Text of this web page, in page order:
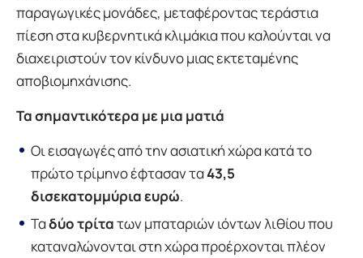
παραγωγικές μονάδες, μεταφέροντας τεράστια
πίεση στα κυβερνητικά κλιμάκια που καλούνται να
διαχειριστούν τον κίνδυνο μιας εκτεταμένης
αποβιομηχάνισης.
Τα σημαντικότερα με μια ματιά
Οι εισαγωγές από την ασιατική χώρα κατά το
πρώτο τρίμηνο έφτασαν τα43,5
δισεκατομμύρια ευρώ.
Ταδύο τρίτατων μπαταριών ιόντων λιθίου που
καταναλώνονται στη χώρα προέρχονται πλέον